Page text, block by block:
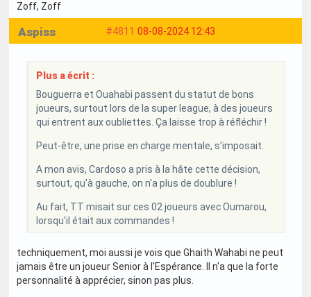
Zoff, Zoff
#4811 08-08-2024 12:43
Aspiss
Plus a écrit :
Bouguerra et Ouahabi passent du statut de bons
joueurs, surtout lors de la super league, à des joueurs
qui entrent aux oubliettes. Ça laisse trop à réfléchir !
Peut-être, une prise en charge mentale, s'imposait.
A mon avis, Cardoso a pris à la hâte cette décision,
surtout, qu'à gauche, on n'a plus de doublure !
Au fait, TT misait sur ces 02 joueurs avec Oumarou,
lorsqu'il était aux commandes !
techniquement, moi aussi je vois que Ghaith Wahabi ne peut
jamais être un joueur Senior à l'Espérance. Il n'a que la forte
personnalité à apprécier, sinon pas plus.